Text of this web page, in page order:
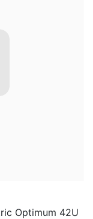
Optimum 42U